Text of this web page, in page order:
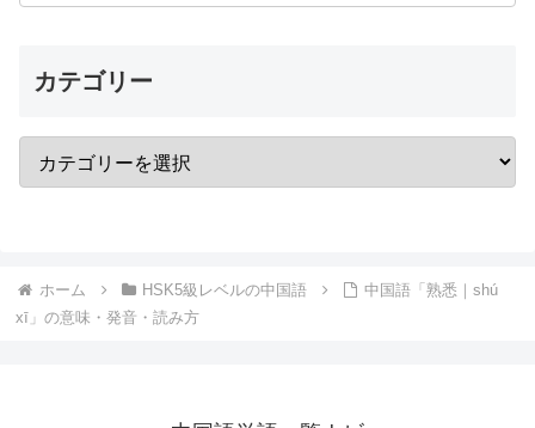
カテゴリー
ホーム HSK5級レベルの中国語
中国語「熟悉｜shú
xī」の意味・発音・読み方